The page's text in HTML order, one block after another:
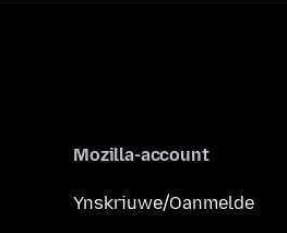
Mozilla-account
Ynskriuwe/Oanmelde